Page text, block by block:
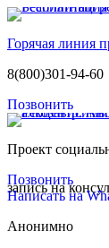
Горячая линия
8(800)301-94-60
Позвонить
Проект
Позвонить
запись на
Написать на
Анонимно